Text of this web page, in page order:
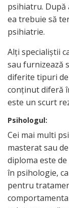
psihiatru. După
ea trebuie să
psihiatrie.
Alţi specialiştii
sau furnizează
diferite tipuri
conţinut diferă
este un scurt
Psihologul:
Cei mai multi
masterat sau
diploma este
în psihologie,
pentru